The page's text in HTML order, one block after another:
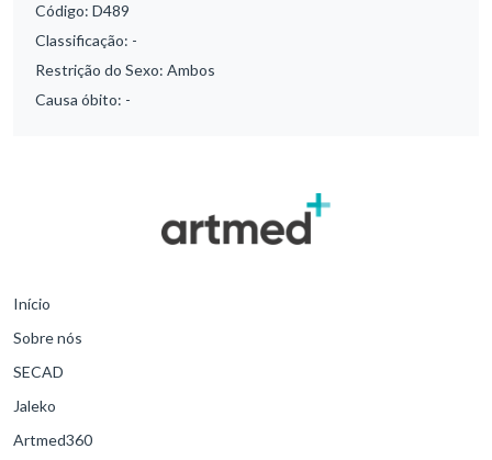
Código: D489
Classificação: -
Restrição do Sexo: Ambos
Causa óbito: -
Início
Sobre nós
SECAD
Jaleko
Artmed360